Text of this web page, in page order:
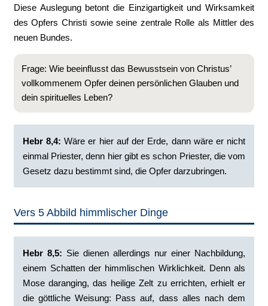
Diese Auslegung betont die Einzigartigkeit und Wirksamkeit
des Opfers Christi sowie seine zentrale Rolle als Mittler des
neuen Bundes.
Frage: Wie beeinflusst das Bewusstsein von Christus’
vollkommenem Opfer deinen persönlichen Glauben und
dein spirituelles Leben?
Hebr 8,4:‭Wäre er hier auf der Erde, dann wäre er nicht
einmal Priester, denn hier gibt es schon Priester, die vom
Gesetz dazu bestimmt sind, die Opfer darzubringen.
Vers 5 Abbild himmlischer Dinge
Hebr 8,5: ‭Sie dienen allerdings nur einer Nachbildung,
einem Schatten der himmlischen Wirklichkeit. Denn als
Mose daranging, das heilige Zelt zu errichten, erhielt er
die göttliche Weisung: Pass auf, dass alles nach dem